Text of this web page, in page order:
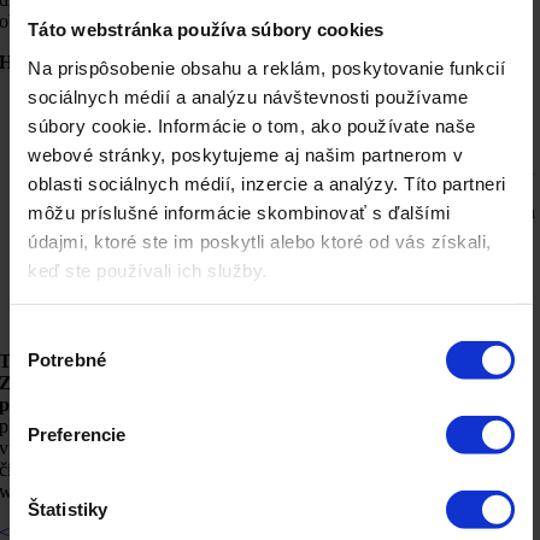
Táto webstránka používa súbory cookies
Na prispôsobenie obsahu a reklám, poskytovanie funkcií
sociálnych médií a analýzu návštevnosti používame
súbory cookie. Informácie o tom, ako používate naše
webové stránky, poskytujeme aj našim partnerom v
oblasti sociálnych médií, inzercie a analýzy. Títo partneri
môžu príslušné informácie skombinovať s ďalšími
údajmi, ktoré ste im poskytli alebo ktoré od vás získali,
keď ste používali ich služby.
súhlasu
Potrebné
Preferencie
Štatistiky
obmedzení.
Hlavné výhody webinárov zahŕňajú:
Prístupnosť: Účastníci sa môžu zúčastniť odkiaľkoľvek na
svete, potrebujú len stabilné internetové pripojenie.
Interaktivita
: Ponúka možnosti pre živú diskusiu, otázky a
odpovede, ankety a ďalšie formy interakcie medzi prezentátormi
a účastníkmi.
Nákladová efektivita: Eliminuje potrebu fyzických priestorov a
s nimi spojené náklady, ako sú cestovanie, ubytovanie a
materiály.
Flexibilita: Webináre možno ľahko nahrávať a zdieľať, čo
Technické aspekty webinárov
platforiem ako
Zoom, GoToWebinar, WebEx a ďalšie
poskytujú nástroje
pre hosting, správu a realizáciu týchto virtuálnych udalostí.
platformy umožňujú prezentátorom zdieľať obrazovky, používať
virtuálne tabule, pridávať anotácie a vykonávať ďalšie interaktívne
činnosti, ktoré zvyšujú angažovanosť a pedagogickú hodnotu
webinárov.
< Späť na slovník